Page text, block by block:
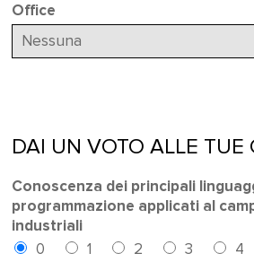
Office
DAI UN VOTO ALLE TUE
Conoscenza dei principali
programmazione applicati al
industriali
0 1 2 3 4